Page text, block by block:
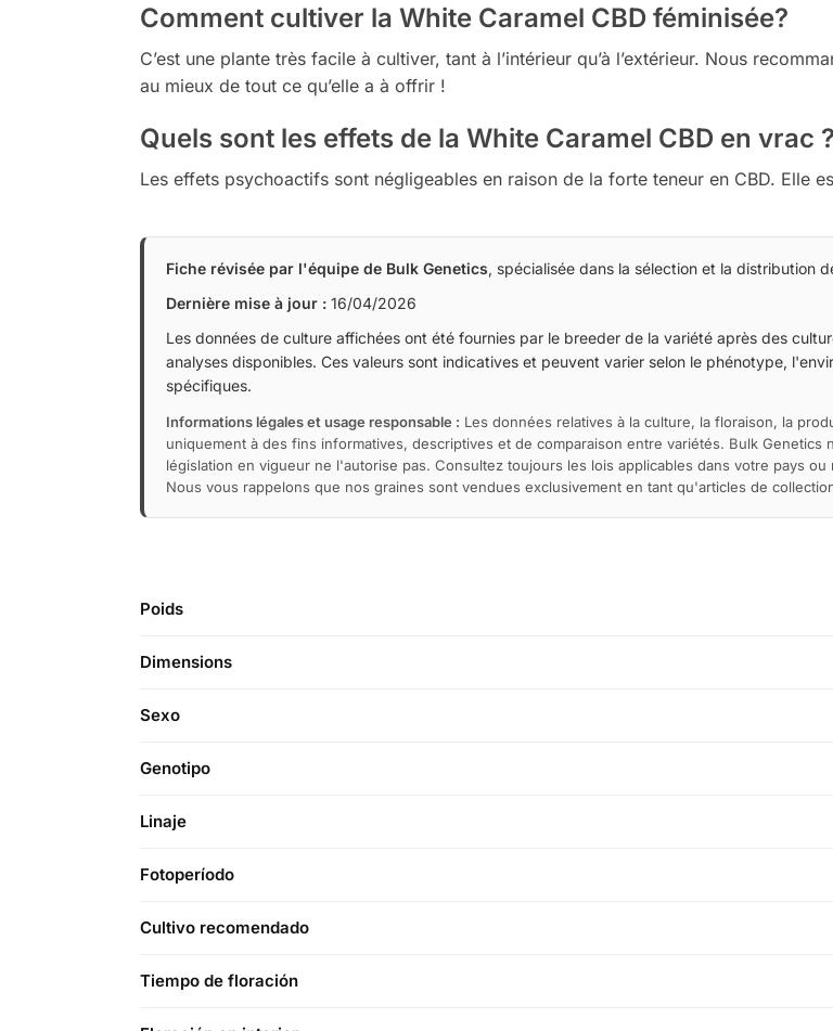
Comment cultiver la White Caramel CBD féminisée?
C’est une plante très facile à cultiver, tant à l’intérieur qu’à l’extérieur. Nous
au mieux de tout ce qu’elle a à offrir !
Quels sont les effets de la White Caramel CBD en vrac ?
Les effets psychoactifs sont négligeables en raison de la forte teneur en CBD. Elle
Fiche révisée par l'équipe de Bulk Genetics, spécialisée dans la sélection et la distribution
Dernière mise à jour :16/04/2026
Les données de culture affichées ont été fournies par le breeder de la variété après des
analyses disponibles. Ces valeurs sont indicatives et peuvent varier selon le phénotype,
spécifiques.
Informations légales et usage responsable : Les données relatives à la culture, la floraison, la
uniquement à des fins informatives, descriptives et de comparaison entre variétés. Bulk
législation en vigueur ne l'autorise pas. Consultez toujours les lois applicables dans votre pays
Nous vous rappelons que nos graines sont vendues exclusivement en tant qu'articles de
Poids
Dimensions
Sexo
Genotipo
Linaje
Fotoperíodo
Cultivo recomendado
Tiempo de floración